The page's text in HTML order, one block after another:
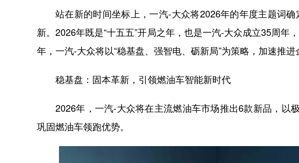
站在新的时间坐标上，一汽-大众将2026年的年度主题词确
新。2026年既是“十五五”开局之年，也是一汽-大众成立35周年
年，一汽-大众将以“稳基盘、强智电、砺新局”为策略，加速推进
稳基盘：固本革新，引领燃油车智能新时代
2026年，一汽-大众将在主流燃油车市场推出6款新品，以
巩固燃油车领跑优势。